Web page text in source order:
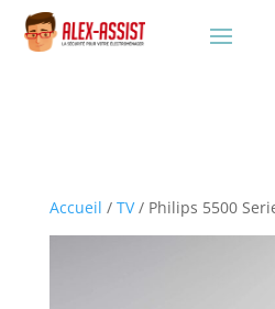
Accueil / TV/ Philips 5500